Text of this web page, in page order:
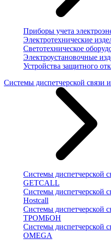
Приборы учета
Электротехнические
Светотехническое
Электроустановочные
Устройства защитного
Системы диспетчерской связи
Системы диспетчерской
GETCALL
Системы диспетчерской
Hostcall
Системы диспетчерской
ТРОМБОН
Системы диспетчерской
OMEGA